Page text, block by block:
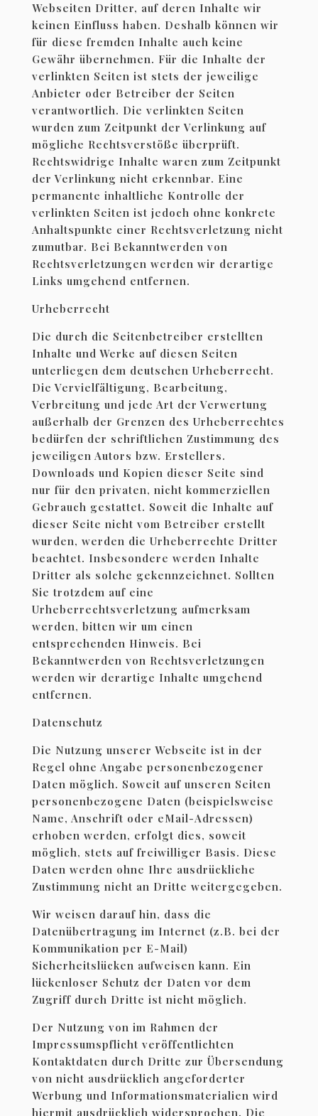
Webseiten Dritter, auf deren Inhalte wir
keinen Einfluss haben. Deshalb können wir
für diese fremden Inhalte auch keine
Gewähr übernehmen. Für die Inhalte der
verlinkten Seiten ist stets der jeweilige
Anbieter oder Betreiber der Seiten
verantwortlich. Die verlinkten Seiten
wurden zum Zeitpunkt der Verlinkung auf
mögliche Rechtsverstöße überprüft.
Rechtswidrige Inhalte waren zum Zeitpunkt
der Verlinkung nicht erkennbar. Eine
permanente inhaltliche Kontrolle der
verlinkten Seiten ist jedoch ohne konkrete
Anhaltspunkte einer Rechtsverletzung nicht
zumutbar. Bei Bekanntwerden von
Rechtsverletzungen werden wir derartige
Links umgehend entfernen.
Urheberrecht
Die durch die Seitenbetreiber erstellten
Inhalte und Werke auf diesen Seiten
unterliegen dem deutschen Urheberrecht.
Die Vervielfältigung, Bearbeitung,
Verbreitung und jede Art der Verwertung
außerhalb der Grenzen des Urheberrechtes
bedürfen der schriftlichen Zustimmung des
jeweiligen Autors bzw. Erstellers.
Downloads und Kopien dieser Seite sind
nur für den privaten, nicht kommerziellen
Gebrauch gestattet. Soweit die Inhalte auf
dieser Seite nicht vom Betreiber erstellt
wurden, werden die Urheberrechte Dritter
beachtet. Insbesondere werden Inhalte
Dritter als solche gekennzeichnet. Sollten
Sie trotzdem auf eine
Urheberrechtsverletzung aufmerksam
werden, bitten wir um einen
entsprechenden Hinweis. Bei
Bekanntwerden von Rechtsverletzungen
werden wir derartige Inhalte umgehend
entfernen.
Datenschutz
Die Nutzung unserer Webseite ist in der
Regel ohne Angabe personenbezogener
Daten möglich. Soweit auf unseren Seiten
personenbezogene Daten (beispielsweise
Name, Anschrift oder eMail-Adressen)
erhoben werden, erfolgt dies, soweit
möglich, stets auf freiwilliger Basis. Diese
Daten werden ohne Ihre ausdrückliche
Zustimmung nicht an Dritte weitergegeben.
Wir weisen darauf hin, dass die
Datenübertragung im Internet (z.B. bei der
Kommunikation per E-Mail)
Sicherheitslücken aufweisen kann. Ein
lückenloser Schutz der Daten vor dem
Zugriff durch Dritte ist nicht möglich.
Der Nutzung von im Rahmen der
Impressumspflicht veröffentlichten
Kontaktdaten durch Dritte zur Übersendung
von nicht ausdrücklich angeforderter
Werbung und Informationsmaterialien wird
hiermit ausdrücklich widersprochen. Die